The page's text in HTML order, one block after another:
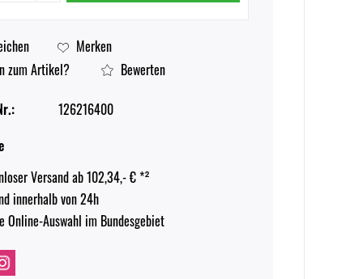
Merken
zum Artikel?
Bewerten
126216400
Versand ab 102,34,- € *²
innerhalb von 24h
Online-Auswahl im Bundesgebiet